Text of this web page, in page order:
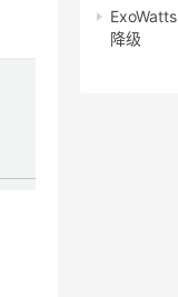
ExoWatts
降级